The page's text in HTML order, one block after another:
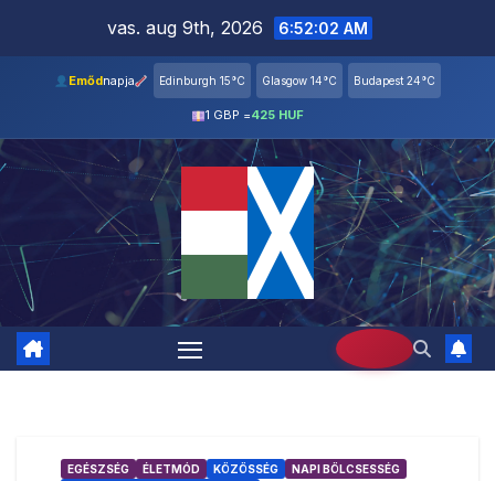
content
vas. aug 9th, 2026 6:52:03 AM
Emődnapja Edinburgh 15°C Glasgow 14°C Budapest 24°C
1 GBP =425 HUF
EGÉSZSÉG ÉLETMÓD KÖZÖSSÉG
NAPI BÖLCSESSÉG